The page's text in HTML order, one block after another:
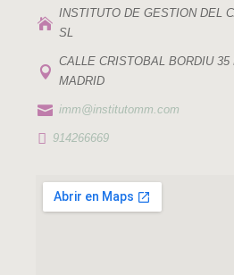

INSTITUTO DE GESTION DEL
SL

CALLE CRISTOBAL BORDIU 35
MADRID
 imm@institutomm.com
 914266669